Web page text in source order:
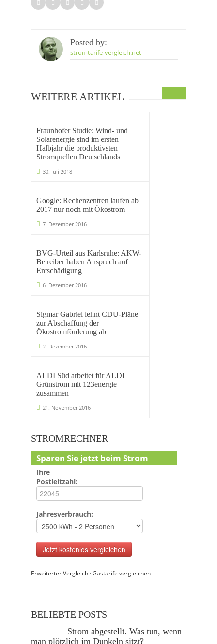
Posted by:
stromtarife-vergleich.net
WEITERE ARTIKEL
Fraunhofer Studie: Wind- und
Solarenergie sind im ersten
Halbjahr die produktivsten
Stromquellen Deutschlands
30. Juli 2018
Google: Rechenzentren laufen ab
2017 nur noch mit Ökostrom
7. Dezember 2016
BVG-Urteil aus Karlsruhe: AKW-
Betreiber haben Anspruch auf
Entschädigung
6. Dezember 2016
Sigmar Gabriel lehnt CDU-Pläne
zur Abschaffung der
Ökostromförderung ab
2. Dezember 2016
ALDI Süd arbeitet für ALDI
Grünstrom mit 123energie
zusammen
21. November 2016
STROMRECHNER
Sparen Sie jetzt beim Strom
Ihre
Postleitzahl:
Jahresverbrauch:
Erweiterter Vergleich ·Gastarife vergleichen
BELIEBTE POSTS
Strom abgestellt. Was tun, wenn
man plötzlich im Dunkeln sitzt?